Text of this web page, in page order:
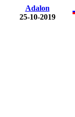
Adalon
25-10-2019